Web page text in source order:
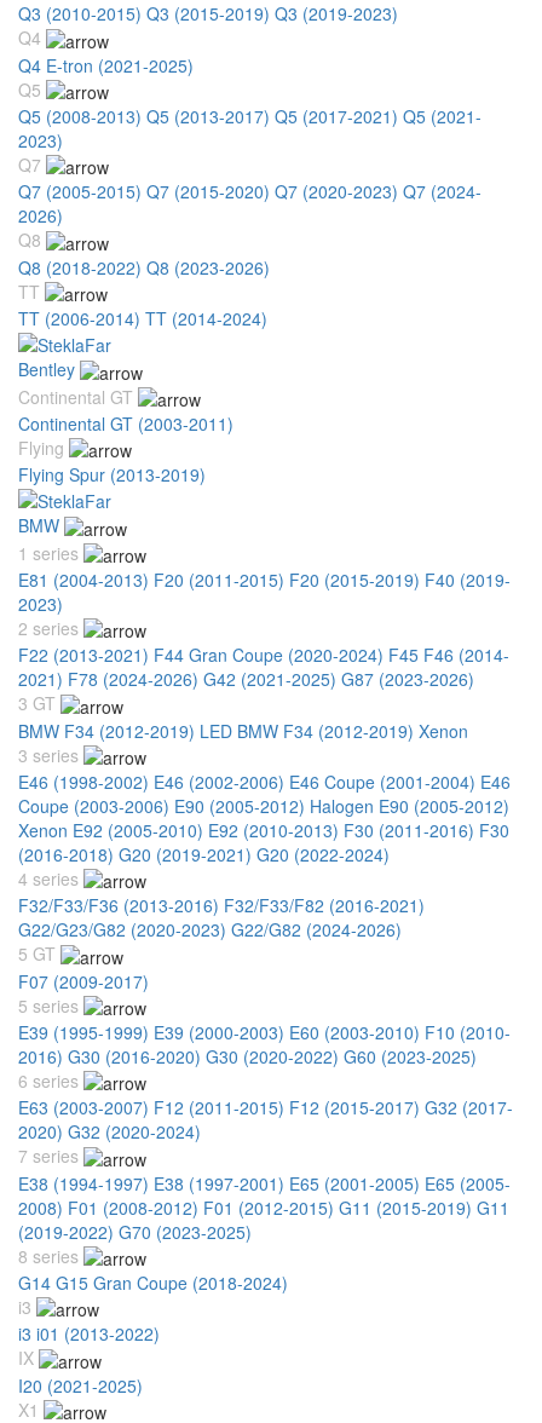
Q3 (2010-2015) Q3 (2015-2019) Q3 (2019-2023)
Q4
Q4 E-tron (2021-2025)
Q5
Q5 (2008-2013) Q5 (2013-2017) Q5 (2017-2021) Q5 (2021-
2023)
Q7
Q7 (2005-2015) Q7 (2015-2020) Q7 (2020-2023) Q7 (2024-
2026)
Q8
Q8 (2018-2022) Q8 (2023-2026)
TT
TT (2006-2014) TT (2014-2024)
Bentley
Continental GT
Continental GT (2003-2011)
Flying
Flying Spur (2013-2019)
BMW
1 series
E81 (2004-2013) F20 (2011-2015) F20 (2015-2019) F40 (2019-
2023)
2 series
F22 (2013-2021) F44 Gran Coupe (2020-2024) F45 F46 (2014-
2021) F78 (2024-2026) G42 (2021-2025) G87 (2023-2026)
3 GT
BMW F34 (2012-2019) LED BMW F34 (2012-2019) Xenon
3 series
E46 (1998-2002) E46 (2002-2006) E46 Coupe (2001-2004) E46
Coupe (2003-2006) E90 (2005-2012) Halogen E90 (2005-2012)
Xenon E92 (2005-2010) E92 (2010-2013) F30 (2011-2016) F30
(2016-2018) G20 (2019-2021) G20 (2022-2024)
4 series
F32/F33/F36 (2013-2016) F32/F33/F82 (2016-2021)
G22/G23/G82 (2020-2023) G22/G82 (2024-2026)
5 GT
F07 (2009-2017)
5 series
E39 (1995-1999) E39 (2000-2003) E60 (2003-2010) F10 (2010-
2016) G30 (2016-2020) G30 (2020-2022) G60 (2023-2025)
6 series
E63 (2003-2007) F12 (2011-2015) F12 (2015-2017) G32 (2017-
2020) G32 (2020-2024)
7 series
E38 (1994-1997) E38 (1997-2001) E65 (2001-2005) E65 (2005-
2008) F01 (2008-2012) F01 (2012-2015) G11 (2015-2019) G11
(2019-2022) G70 (2023-2025)
8 series
G14 G15 Gran Coupe (2018-2024)
i3
i3 i01 (2013-2022)
IX
I20 (2021-2025)
X1